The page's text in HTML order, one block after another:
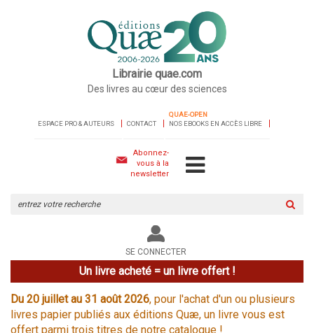
Librairie quae.com
Des livres au cœur des sciences
ESPACE PRO & AUTEURS CONTACT
QUAE-OPEN
NOS EBOOKS EN ACCÈS LIBRE
Abonnez-
vous à la
newsletter
le
site
SE CONNECTER
Un livre acheté = un livre offert !
Du 20 juillet au 31 août 2026, pour l'achat d'un ou plusieurs
livres papier publiés aux éditions Quæ, un livre vous est
offert parmi trois titres de notre catalogue !